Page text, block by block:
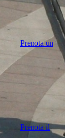
Prenota un
Prenota il